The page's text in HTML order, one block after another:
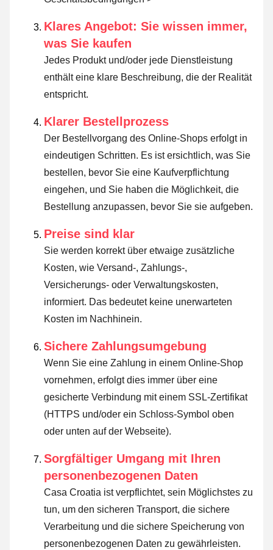
Klares Angebot: Sie wissen immer,
was Sie kaufen
Jedes Produkt und/oder jede Dienstleistung
enthält eine klare Beschreibung, die der Realität
entspricht.
Klarer Bestellprozess
Der Bestellvorgang des Online-Shops erfolgt in
eindeutigen Schritten. Es ist ersichtlich, was Sie
bestellen, bevor Sie eine Kaufverpflichtung
eingehen, und Sie haben die Möglichkeit, die
Bestellung anzupassen, bevor Sie sie aufgeben.
Preise sind klar
Sie werden korrekt über etwaige zusätzliche
Kosten, wie Versand-, Zahlungs-,
Versicherungs- oder Verwaltungskosten,
informiert. Das bedeutet keine unerwarteten
Kosten im Nachhinein.
Sichere Zahlungsumgebung
Wenn Sie eine Zahlung in einem Online-Shop
vornehmen, erfolgt dies immer über eine
gesicherte Verbindung mit einem SSL-Zertifikat
(HTTPS und/oder ein Schloss-Symbol oben
oder unten auf der Webseite).
Sorgfältiger Umgang mit Ihren
personenbezogenen Daten
Casa Croatia ist verpflichtet, sein Möglichstes zu
tun, um den sicheren Transport, die sichere
Verarbeitung und die sichere Speicherung von
personenbezogenen Daten zu gewährleisten.